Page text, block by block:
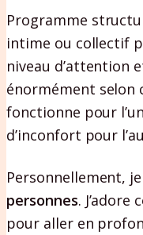
Programme
intime ou collectif
niveau d’attention
énormément selon
fonctionne pour
d’inconfort pour
Personnellement,
personnes.
pour aller en